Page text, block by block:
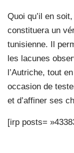
Quoi qu’il en
constituera un
tunisienne. Il
les lacunes
l’Autriche, tout
occasion de
et d’affiner ses
[irp posts=